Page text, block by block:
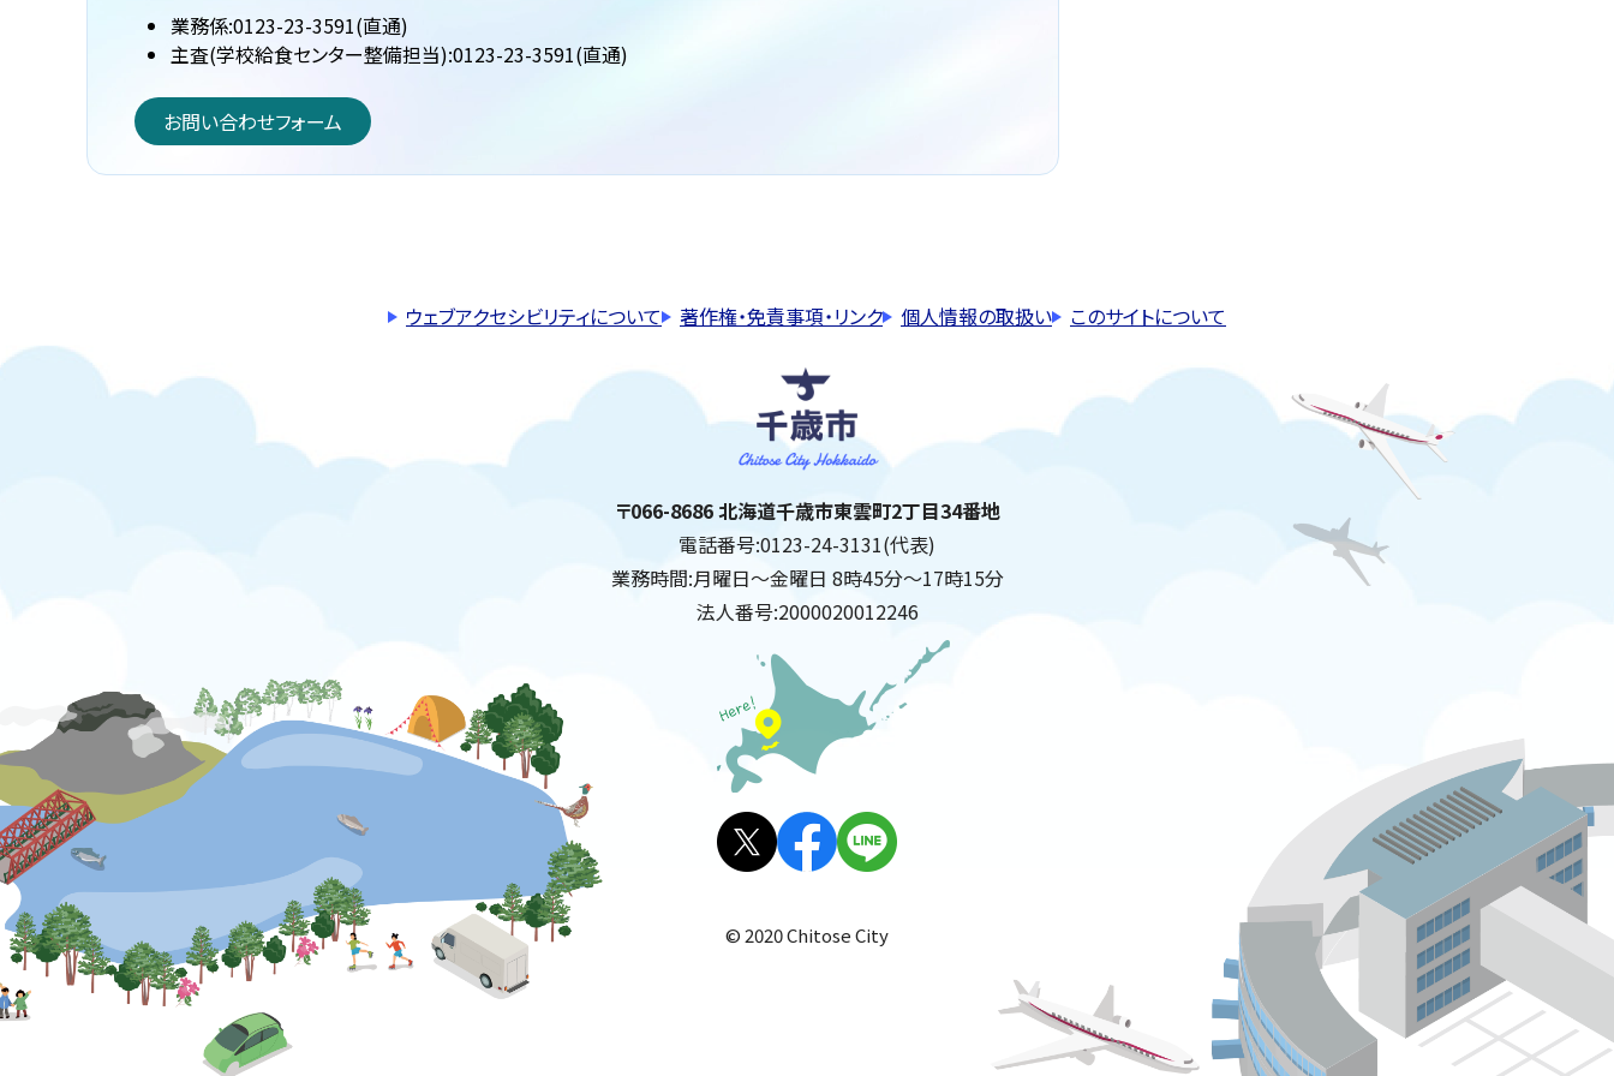
業務係:0123-23-3591(直通)
主査(学校給食センター整備担当):0123-23-3591(直通)
お問い合わせフォーム
ウェブアクセシビリティについて 著作権・免責事項・リンク 個人情報の取扱い このサイトについて
千歳市
住所:
〒066-8686 北海道千歳市東雲町2丁目34番地
電話番号:0123-24-3131(代表)
業務時間:月曜日～金曜日 8時45分～17時15分
法人番号:2000020012246
公式SNS
er)
© 2020 Chitose City